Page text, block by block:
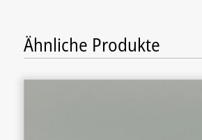
Ähnliche Produkte